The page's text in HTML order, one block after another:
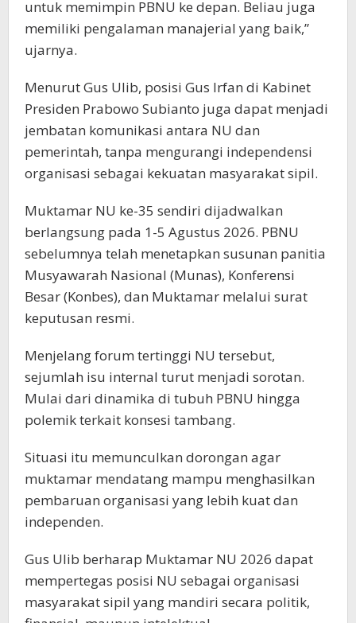
untuk memimpin PBNU ke depan. Beliau juga
memiliki pengalaman manajerial yang baik,”
ujarnya.
Menurut Gus Ulib, posisi Gus Irfan di Kabinet
Presiden Prabowo Subianto juga dapat menjadi
jembatan komunikasi antara NU dan
pemerintah, tanpa mengurangi independensi
organisasi sebagai kekuatan masyarakat sipil.
Muktamar NU ke-35 sendiri dijadwalkan
berlangsung pada 1-5 Agustus 2026. PBNU
sebelumnya telah menetapkan susunan panitia
Musyawarah Nasional (Munas), Konferensi
Besar (Konbes), dan Muktamar melalui surat
keputusan resmi.
Menjelang forum tertinggi NU tersebut,
sejumlah isu internal turut menjadi sorotan.
Mulai dari dinamika di tubuh PBNU hingga
polemik terkait konsesi tambang.
Situasi itu memunculkan dorongan agar
muktamar mendatang mampu menghasilkan
pembaruan organisasi yang lebih kuat dan
independen.
Gus Ulib berharap Muktamar NU 2026 dapat
mempertegas posisi NU sebagai organisasi
masyarakat sipil yang mandiri secara politik,